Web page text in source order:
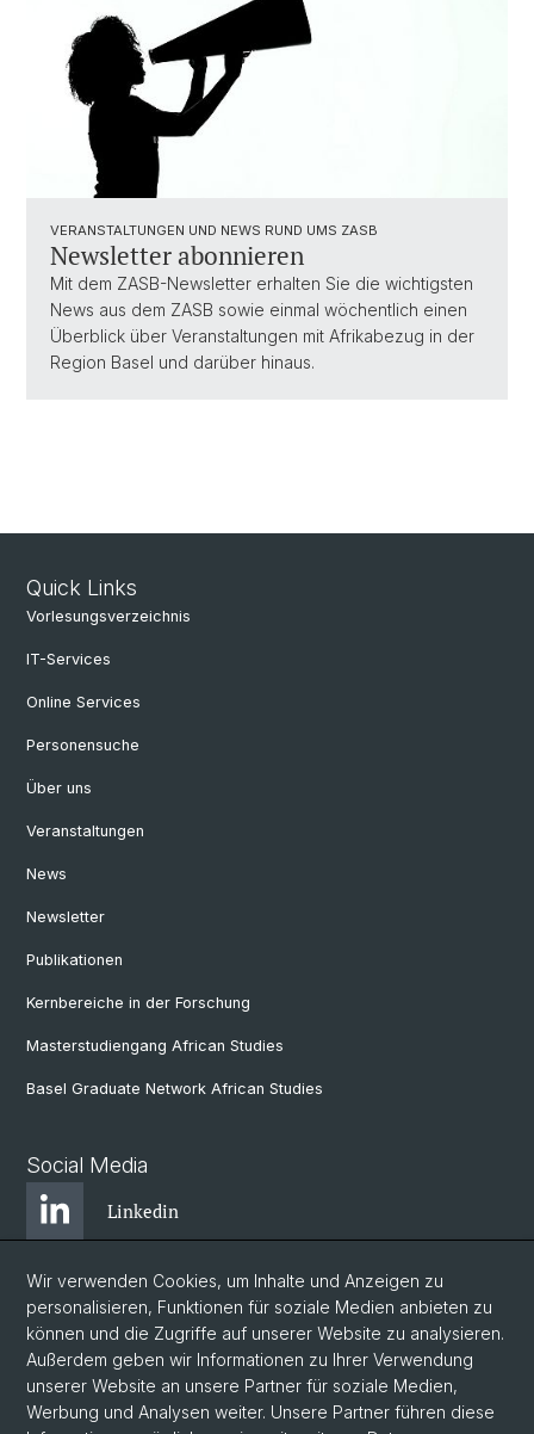
VERANSTALTUNGEN UND NEWS RUND UMS ZASB
Newsletter abonnieren
Mit dem ZASB-Newsletter erhalten Sie die wichtigsten
News aus dem ZASB sowie einmal wöchentlich einen
Überblick über Veranstaltungen mit Afrikabezug in der
Region Basel und darüber hinaus.
Quick Links
Vorlesungsverzeichnis
IT-Services
Online Services
Personensuche
Über uns
Veranstaltungen
News
Newsletter
Publikationen
Kernbereiche in der Forschung
Masterstudiengang African Studies
Basel Graduate Network African Studies
Social Media
Linkedin
Bluesky
Instagram
Wir verwenden Cookies, um Inhalte und Anzeigen zu
personalisieren, Funktionen für soziale Medien anbieten zu
können und die Zugriffe auf unserer Website zu analysieren.
Außerdem geben wir Informationen zu Ihrer Verwendung
unserer Website an unsere Partner für soziale Medien,
Werbung und Analysen weiter. Unsere Partner führen diese